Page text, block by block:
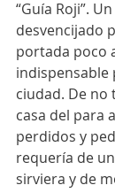
“Guía Roji”.
desvencijado
portada poco
indispensable
ciudad. De no
casa del para
perdidos y
requería de
sirviera y de